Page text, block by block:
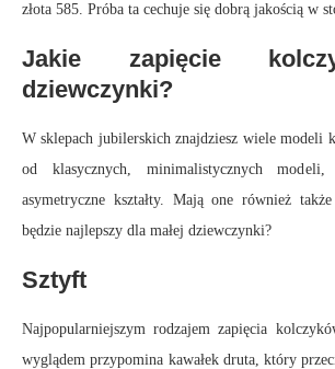
złota 585. Próba ta cechuje się dobrą jakością w
Jakie zapięcie
dziewczynki?
W sklepach jubilerskich znajdziesz wiele modeli
od klasycznych, minimalistycznych
asymetryczne kształty. Mają one również
będzie najlepszy dla małej dziewczynki?
Sztyft
Najpopularniejszym rodzajem zapięcia
wyglądem przypomina kawałek druta, który